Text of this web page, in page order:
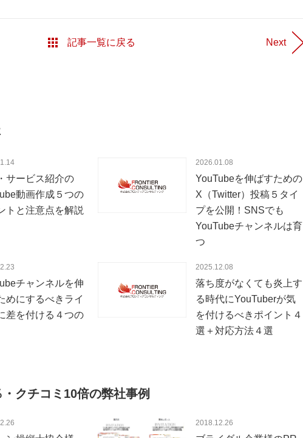
記事一覧に戻る Next
サービス紹介の
動画作成５つの
トと注意点を解説
2026.01.08
YouTubeを伸ばすための
X（Twitter）投稿５タイ
プを公開！SNSでも
YouTubeチャンネルは育
つ
チャンネルを伸
めにするべきライ
差を付ける４つの
2025.12.08
落ち度がなくても炎上す
る時代にYouTuberが気
を付けるべきポイント４
選＋対応方法４選
クチコミ10倍の弊社事例
2018.12.26